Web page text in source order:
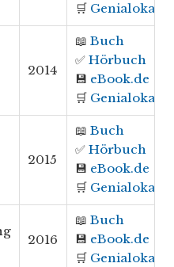
🛒 Genialokal
2014
📖 Buch
✅ Hörbuch
💾 eBook.de
🛒 Genialokal
2015
📖 Buch
✅ Hörbuch
💾 eBook.de
🛒 Genialokal
2016
📖 Buch
💾 eBook.de
🛒 Genialokal